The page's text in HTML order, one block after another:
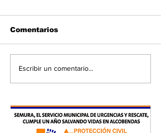
Comentarios
Escribir un comentario...